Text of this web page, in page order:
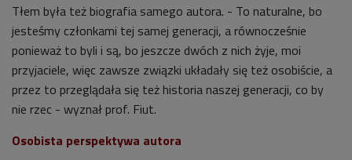
Tłem była też biografia samego autora. - To naturalne, bo
jesteśmy członkami tej samej generacji, a równocześnie
ponieważ to byli i są, bo jeszcze dwóch z nich żyje, moi
przyjaciele, więc zawsze związki układały się też osobiście, a
przez to przeglądała się też historia naszej generacji, co by
nie rzec - wyznał prof. Fiut.
Osobista perspektywa autora